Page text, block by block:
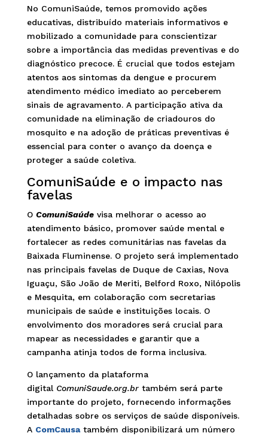
No ComuniSaúde, temos promovido ações
educativas, distribuído materiais informativos e
mobilizado a comunidade para conscientizar
sobre a importância das medidas preventivas e do
diagnóstico precoce. É crucial que todos estejam
atentos aos sintomas da dengue e procurem
atendimento médico imediato ao perceberem
sinais de agravamento. A participação ativa da
comunidade na eliminação de criadouros do
mosquito e na adoção de práticas preventivas é
essencial para conter o avanço da doença e
proteger a saúde coletiva.
ComuniSaúde e o impacto nas
favelas
O ComuniSaúdevisa melhorar o acesso ao
atendimento básico, promover saúde mental e
fortalecer as redes comunitárias nas favelas da
Baixada Fluminense. O projeto será implementado
nas principais favelas de Duque de Caxias, Nova
Iguaçu, São João de Meriti, Belford Roxo, Nilópolis
e Mesquita, em colaboração com secretarias
municipais de saúde e instituições locais. O
envolvimento dos moradores será crucial para
mapear as necessidades e garantir que a
campanha atinja todos de forma inclusiva.
O lançamento da plataforma
digital ComuniSaude.org.brtambém será parte
importante do projeto, fornecendo informações
detalhadas sobre os serviços de saúde disponíveis.
A ComCausatambém disponibilizará um número